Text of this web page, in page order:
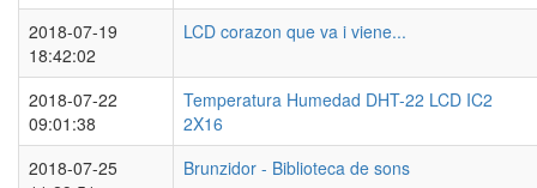
2018-07-19
18:42:02
LCD corazon que va i viene...
2018-07-22
09:01:38
Temperatura Humedad DHT-22 LCD IC2
2X16
2018-07-25
Brunzidor - Biblioteca de sons